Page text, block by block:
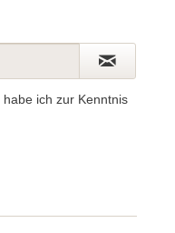
habe ich zur Kenntnis